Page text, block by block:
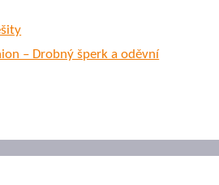
– Drobný šperk a oděvní